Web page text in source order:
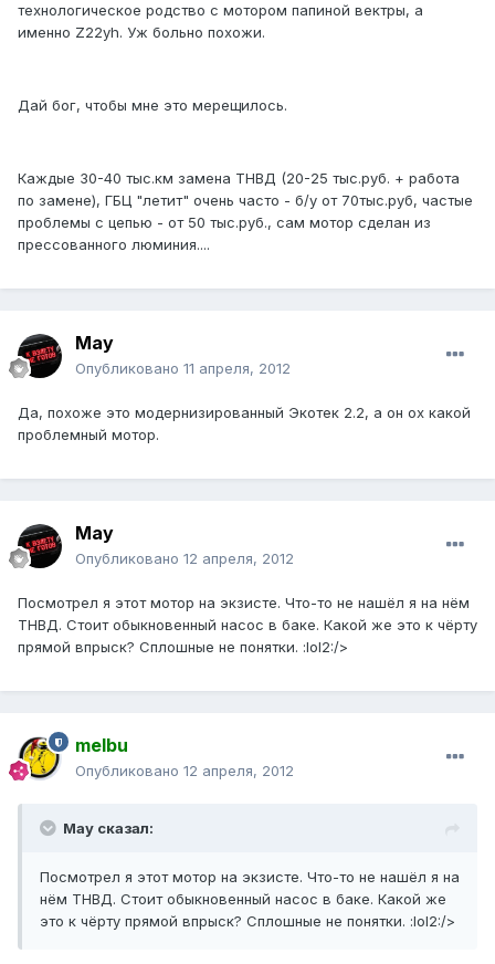
технологическое родство с мотором папиной вектры, а
именно Z22yh. Уж больно похожи.
Дай бог, чтобы мне это мерещилось.
Каждые 30-40 тыс.км замена ТНВД (20-25 тыс.руб. + работа
по замене), ГБЦ "летит" очень часто - б/у от 70тыс.руб, частые
проблемы с цепью - от 50 тыс.руб., сам мотор сделан из
прессованного люминия....
May
Опубликовано 11 апреля, 2012
Да, похоже это модернизированный Экотек 2.2, а он ох какой
проблемный мотор.
May
Опубликовано 12 апреля, 2012
Посмотрел я этот мотор на экзисте. Что-то не нашёл я на нём
ТНВД. Стоит обыкновенный насос в баке. Какой же это к чёрту
прямой впрыск? Сплошные не понятки. :lol2:/>
melbu
Опубликовано 12 апреля, 2012
May сказал:
Посмотрел я этот мотор на экзисте. Что-то не нашёл я на
нём ТНВД. Стоит обыкновенный насос в баке. Какой же
это к чёрту прямой впрыск? Сплошные не понятки. :lol2:/>